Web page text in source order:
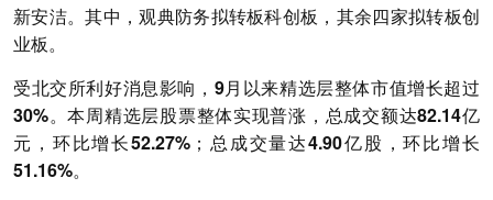
新安洁。其中，观典防务拟转板科创板，其余四家拟转板创
业板。
受北交所利好消息影响，9月以来精选层整体市值增长超过
30%。本周精选层股票整体实现普涨，总成交额达82.14亿
元，环比增长52.27%；总成交量达4.90亿股，环比增长
51.16%。